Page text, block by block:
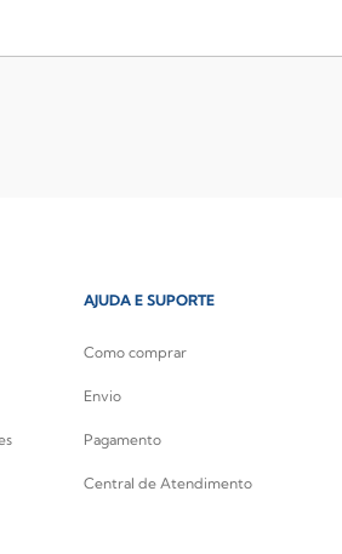
AJUDA E SUPORTE
Como comprar
Envio
Pagamento
Central de Atendimento